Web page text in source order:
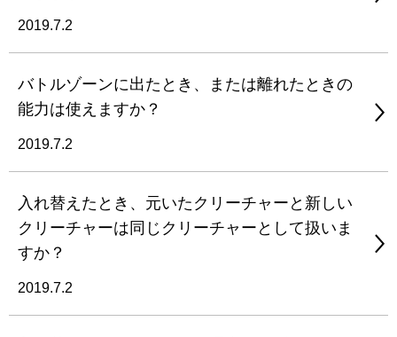
2019.7.2
バトルゾーンに出たとき、または離れたときの
能力は使えますか？
2019.7.2
入れ替えたとき、元いたクリーチャーと新しい
クリーチャーは同じクリーチャーとして扱いま
すか？
2019.7.2